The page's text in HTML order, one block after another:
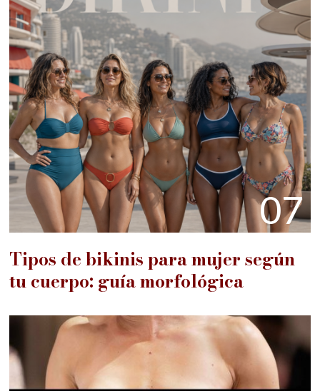
07
Tipos de bikinis para mujer según
tu cuerpo: guía morfológica